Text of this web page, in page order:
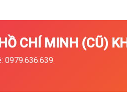
CHÍ MINH (CŨ)
0979.636.639